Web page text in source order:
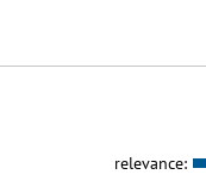
relevance: